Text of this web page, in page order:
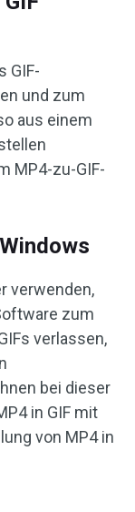
GIF-
und zum
aus einem
MP4-zu-GIF-
verwenden,
zum
verlassen,
bei dieser
in GIF mit
von MP4 in